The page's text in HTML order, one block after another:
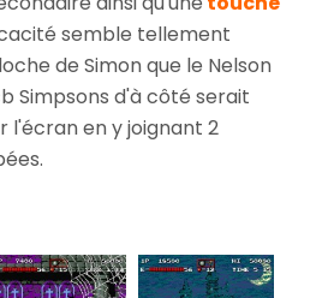
semble tellement
de Simon que le Nelson
Simpsons d'à côté serait
l'écran en y joignant 2